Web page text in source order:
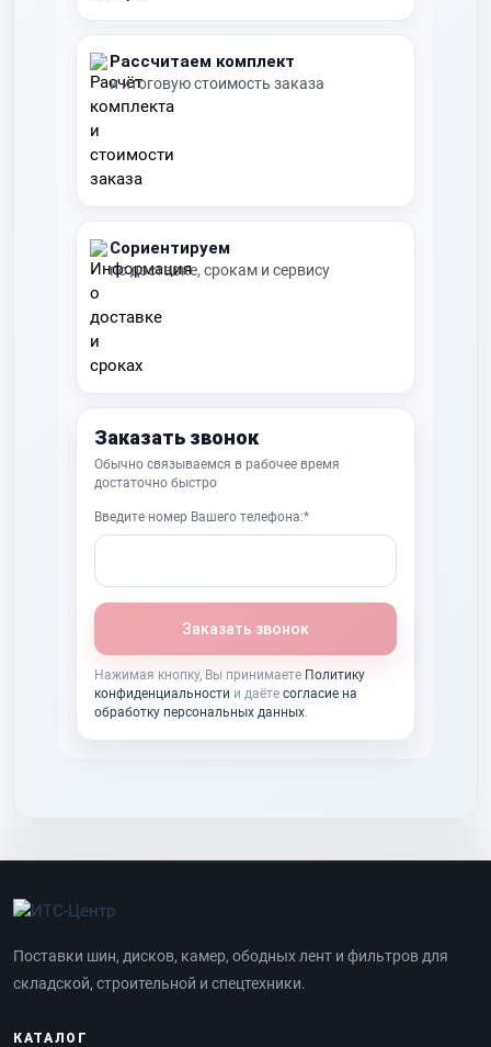
Рассчитаем комплект
и итоговую стоимость заказа
Сориентируем
по доставке, срокам и сервису
Заказать звонок
Обычно связываемся в рабочее время
достаточно быстро
Введите номер Вашего телефона:*
Заказать звонок
Нажимая кнопку, Вы принимаете Политику
конфиденциальности и даёте согласие на
обработку персональных данных.
Поставки шин, дисков, камер, ободных лент и фильтров для
складской, строительной и спецтехники.
КАТАЛОГ